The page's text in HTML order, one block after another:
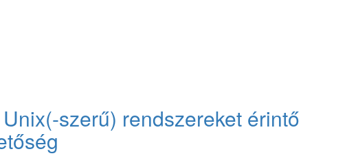
szerű) rendszereket érintő